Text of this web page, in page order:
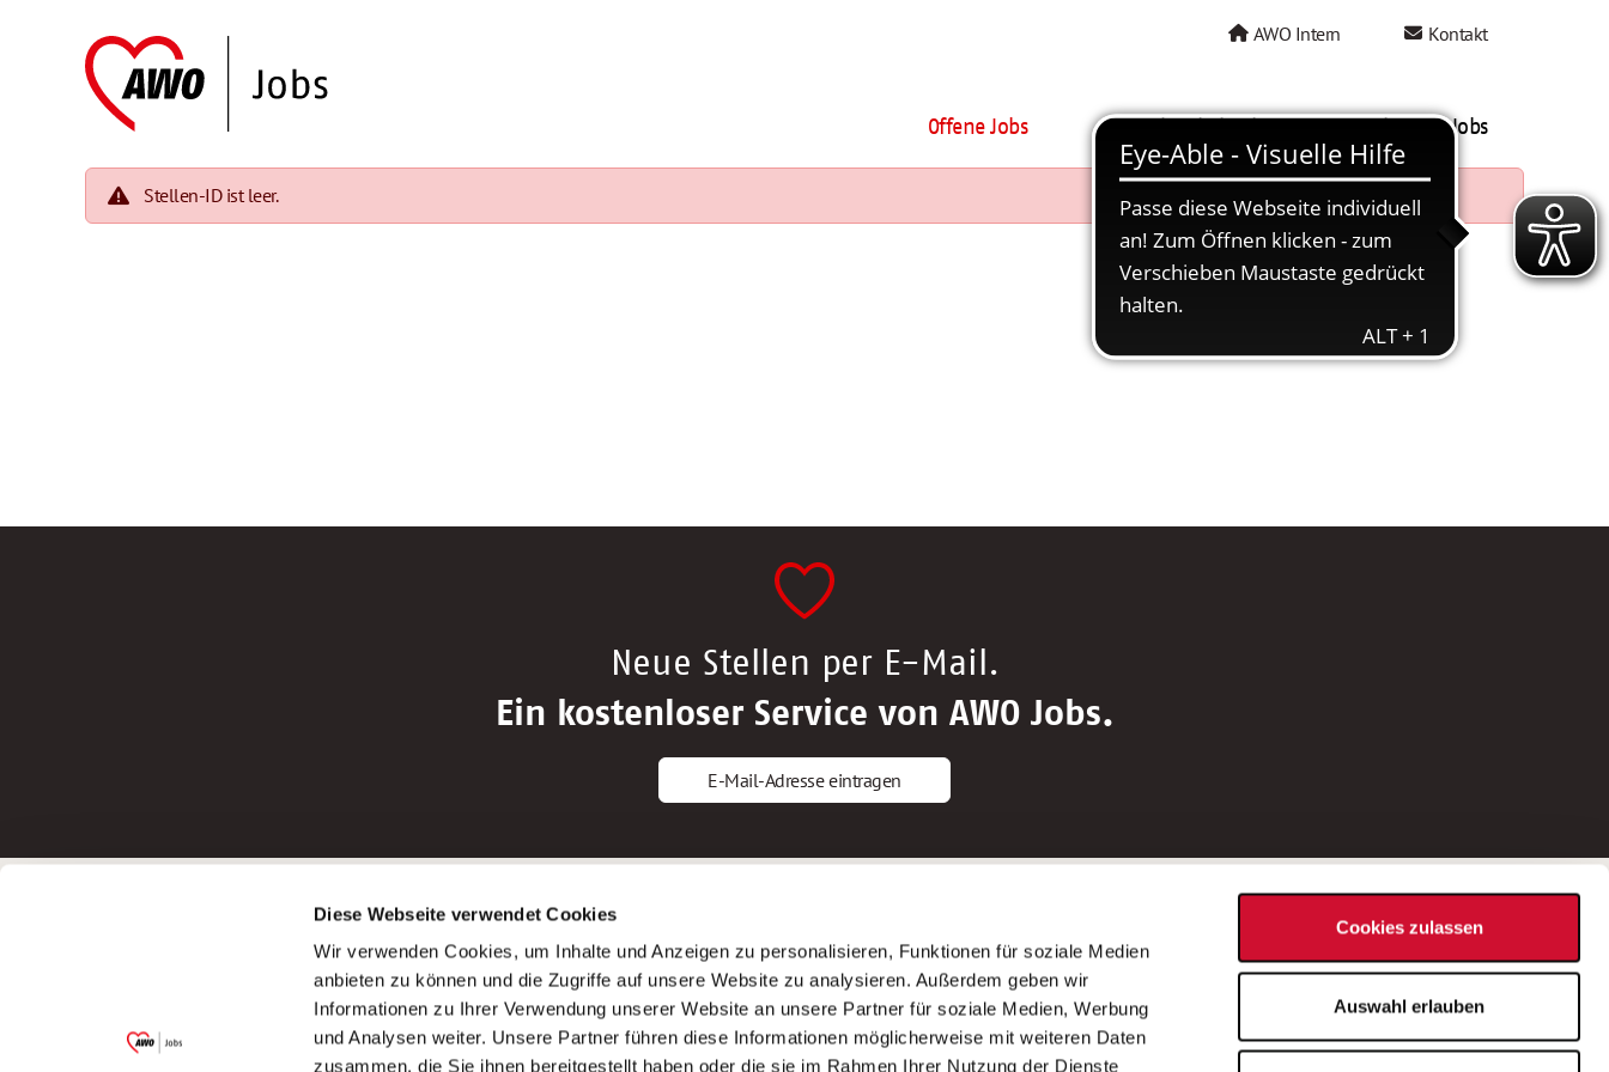
Diese Webseite verwendet Cookies
Wir verwenden Cookies, um Inhalte und Anzeigen zu personalisieren, Funktionen für soziale Medien
anbieten zu können und die Zugriffe auf unsere Website zu analysieren. Außerdem geben wir
Informationen zu Ihrer Verwendung unserer Website an unsere Partner für soziale Medien, Werbung
und Analysen weiter. Unsere Partner führen diese Informationen möglicherweise mit weiteren Daten
zusammen, die Sie ihnen bereitgestellt haben oder die sie im Rahmen Ihrer Nutzung der Dienste
Cookies zulassen
Auswahl erlauben
AWO Intern Kontakt
Offene Jobs AWO als Arbeitgeber Mein AWO Jobs
Stellen-ID ist leer.
Neue Stellen per E-Mail.
Ein kostenloser Service von AWO Jobs.
E-Mail-Adresse eintragen
Garitz Bewirtschaftungsbetriebe GmbH
(Ein Tochterunternehmen des AWO
Bezirksverbandes Unterfranken e.V.)
Bewerbungstipps
Bewerbung als Altenpfleger*in
Bewerbung als Krankenpfleger*in
Bewerbung als Altenpflegehelfer*in
Bewerbung als Erzieher*in
AWO Gliederungen nach Bundesland
Stellenangebote nach Bundesländern
Sitemap
Impressum
Datenschutz
Bei Fragen zu einer Stellenausschreibung
wenden Sie sich bitte an die*den in der
Stellenausschreibung genannte*n